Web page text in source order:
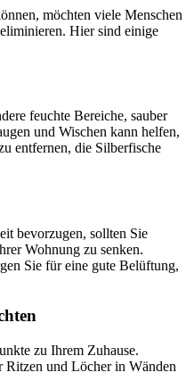
möchten viele Menschen
Hier sind einige
feuchte Bereiche, sauber
und Wischen kann helfen,
entfernen, die Silberfische
bevorzugen, sollten Sie
Wohnung zu senken.
Sie für eine gute Belüftung,
zu Ihrem Zuhause.
Ritzen und Löcher in Wänden